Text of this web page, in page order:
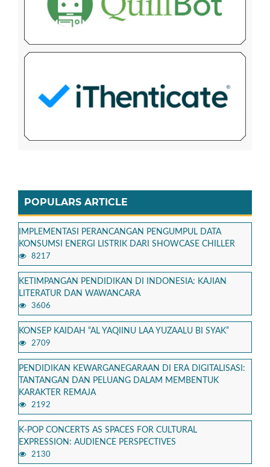
POPULARS ARTICLE
IMPLEMENTASI PERANCANGAN PENGUMPUL DATA
KONSUMSI ENERGI LISTRIK DARI SHOWCASE CHILLER
8217
KETIMPANGAN PENDIDIKAN DI INDONESIA: KAJIAN
LITERATUR DAN WAWANCARA
3606
KONSEP KAIDAH “AL YAQIINU LAA YUZAALU BI SYAK”
2709
PENDIDIKAN KEWARGANEGARAAN DI ERA DIGITALISASI:
TANTANGAN DAN PELUANG DALAM MEMBENTUK
KARAKTER REMAJA
2192
K-POP CONCERTS AS SPACES FOR CULTURAL
EXPRESSION: AUDIENCE PERSPECTIVES
2130